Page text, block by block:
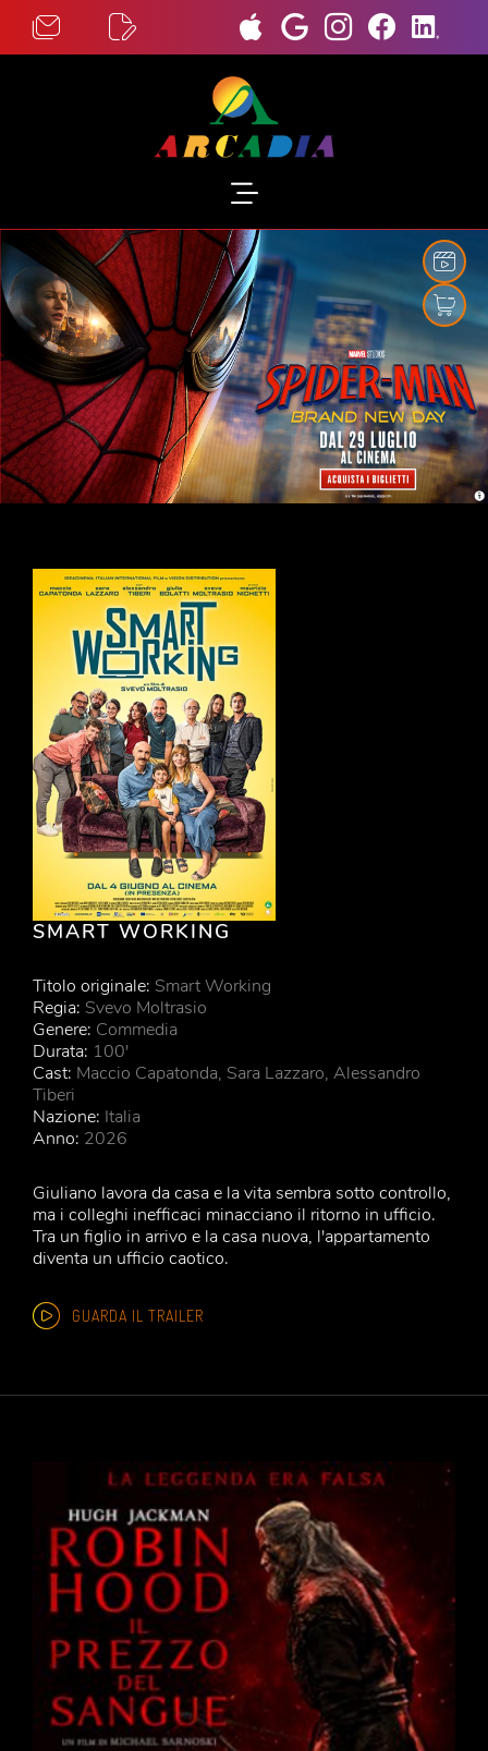
SMART WORKING
Titolo originale: Smart Working
Regia: Svevo Moltrasio
Genere: Commedia
Durata: 100'
Cast: Maccio Capatonda, Sara Lazzaro, Alessandro
Tiberi
Nazione: Italia
Anno: 2026
Giuliano lavora da casa e la vita sembra sotto controllo,
ma i colleghi inefficaci minacciano il ritorno in ufficio.
Tra un figlio in arrivo e la casa nuova, l'appartamento
diventa un ufficio caotico.
GUARDA IL TRAILER